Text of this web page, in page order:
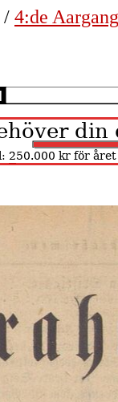
/ 4:de